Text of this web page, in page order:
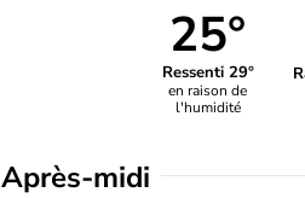
25°
Ressenti 29°
en raison de
l'humidité
Après-midi